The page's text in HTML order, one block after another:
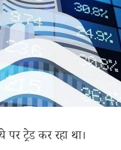
ट्रेड कर रहा था।